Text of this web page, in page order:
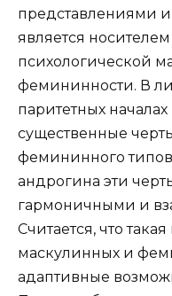
представлениями
является
психологической
фемининности. В
паритетных
существенные
фемининного
андрогина эти
гармоничными и
Считается, что
маскулинных и
адаптивные